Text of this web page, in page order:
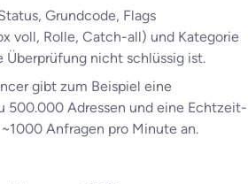
Grundcode, Flags
voll, Rolle, Catch-all) und Kategorie
Überprüfung nicht schlüssig ist.
gibt zum Beispiel eine
500.000 Adressen und eine Echtzeit-
Anfragen pro Minute an.